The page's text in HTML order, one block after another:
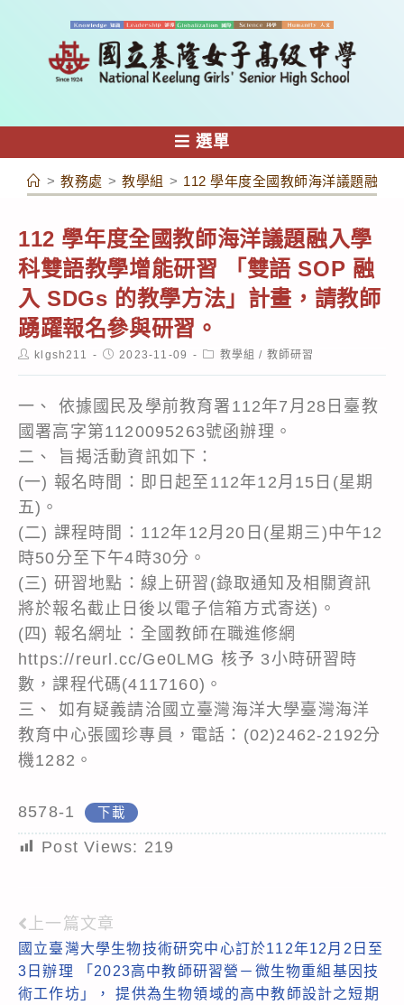
容
選單
> 教務處 > 教學組 > 112 學年度全國教師海洋議題融入
112 學年度全國教師海洋議題融入學
科雙語教學增能研習 「雙語 SOP 融
入 SDGs 的教學方法」計畫，請教師
踴躍報名參與研習。
Postklgsh211
Post2023-11-09
Post教學組 / 教師研習
一、 依據國民及學前教育署112年7月28日臺教
國署高字第1120095263號函辦理。
二、 旨揭活動資訊如下：
(一) 報名時間：即日起至112年12月15日(星期
五)。
(二) 課程時間：112年12月20日(星期三)中午12
時50分至下午4時30分。
(三) 研習地點：線上研習(錄取通知及相關資訊
將於報名截止日後以電子信箱方式寄送)。
(四) 報名網址：全國教師在職進修網
https://reurl.cc/Ge0LMG 核予 3小時研習時
數，課程代碼(4117160)。
三、 如有疑義請洽國立臺灣海洋大學臺灣海洋
教育中心張國珍專員，電話：(02)2462-2192分
機1282。
8578-1 下載
Post Views: 219
Read
more
articles
上一篇文章
國立臺灣大學生物技術研究中心訂於112年12月2日至
3日辦理 「2023高中教師研習營－微生物重組基因技
術工作坊」， 提供為生物領域的高中教師設計之短期